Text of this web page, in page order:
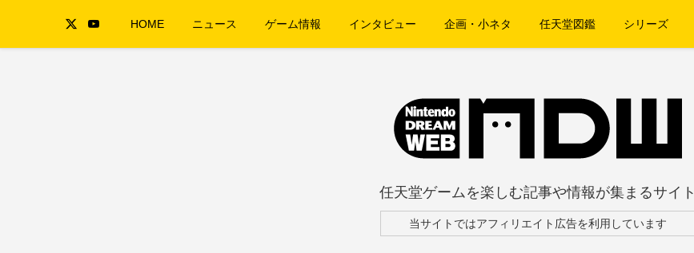
HOME ニュース ゲーム情報 インタビュー 企画・小ネタ 任天堂図鑑 シリーズ
任天堂ゲームを楽しむ記事や情報が集まるサイト
当サイトではアフィリエイト広告を利用しています